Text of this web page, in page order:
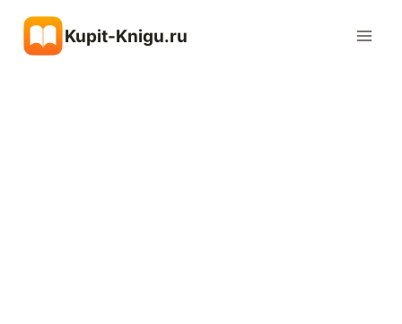
содержимому
Kupit-Knigu.ru